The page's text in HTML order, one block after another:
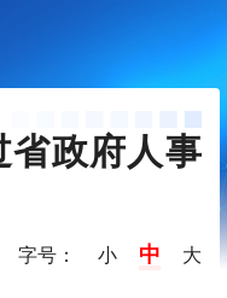
省政府人事
字号： 小 中 大